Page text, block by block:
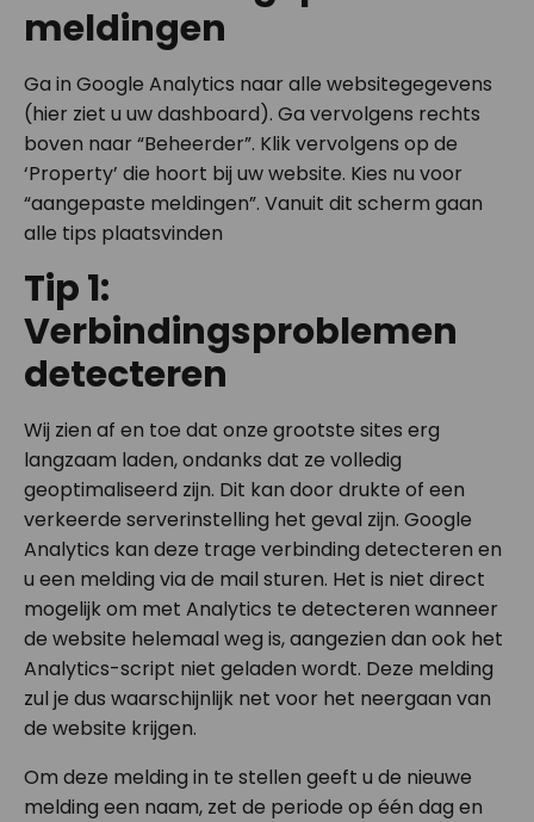
meldingen
Ga in Google Analytics naar alle websitegegevens
(hier ziet u uw dashboard). Ga vervolgens rechts
boven naar “Beheerder”. Klik vervolgens op de
‘Property’ die hoort bij uw website. Kies nu voor
“aangepaste meldingen”. Vanuit dit scherm gaan
alle tips plaatsvinden
Tip 1:
Verbindingsproblemen
detecteren
Wij zien af en toe dat onze grootste sites erg
langzaam laden, ondanks dat ze volledig
geoptimaliseerd zijn. Dit kan door drukte of een
verkeerde serverinstelling het geval zijn. Google
Analytics kan deze trage verbinding detecteren en
u een melding via de mail sturen. Het is niet direct
mogelijk om met Analytics te detecteren wanneer
de website helemaal weg is, aangezien dan ook het
Analytics-script niet geladen wordt. Deze melding
zul je dus waarschijnlijk net voor het neergaan van
de website krijgen.
Om deze melding in te stellen geeft u de nieuwe
melding een naam, zet de periode op één dag en